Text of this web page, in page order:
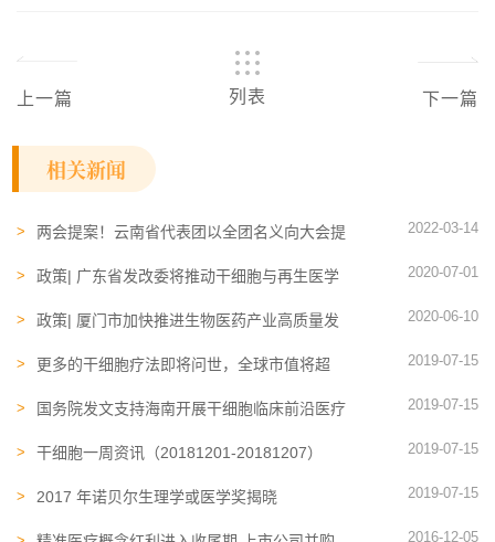
上一篇 列表 下一篇
相关新闻
两会提案！云南省代表团以全团名义向大会提
案》
2022-03-14
政策| 广东省发改委将推动干细胞与再生医学
2020-07-01
政策| 厦门市加快推进生物医药产业高质量发
2020-06-10
更多的干细胞疗法即将问世，全球市值将超
2019-07-15
国务院发文支持海南开展干细胞临床前沿医疗
2019-07-15
干细胞一周资讯（20181201-20181207） 2019-07-15
2017 年诺贝尔生理学或医学奖揭晓 2019-07-15
2016-12-05